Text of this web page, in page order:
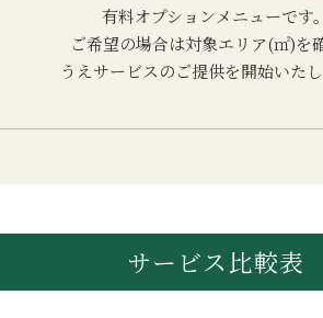
有料オプションメニューです
ご希望の場合は対象エリア(㎡)を
うえサービスのご提供を開始いた
サービス比較表